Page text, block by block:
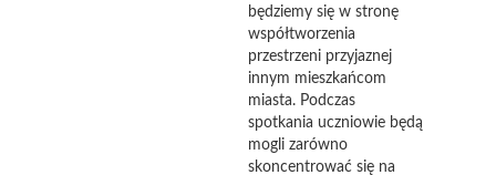
będziemy się w stronę
współtworzenia
przestrzeni przyjaznej
innym mieszkańcom
miasta. Podczas
spotkania uczniowie będą
mogli zarówno
skoncentrować się na